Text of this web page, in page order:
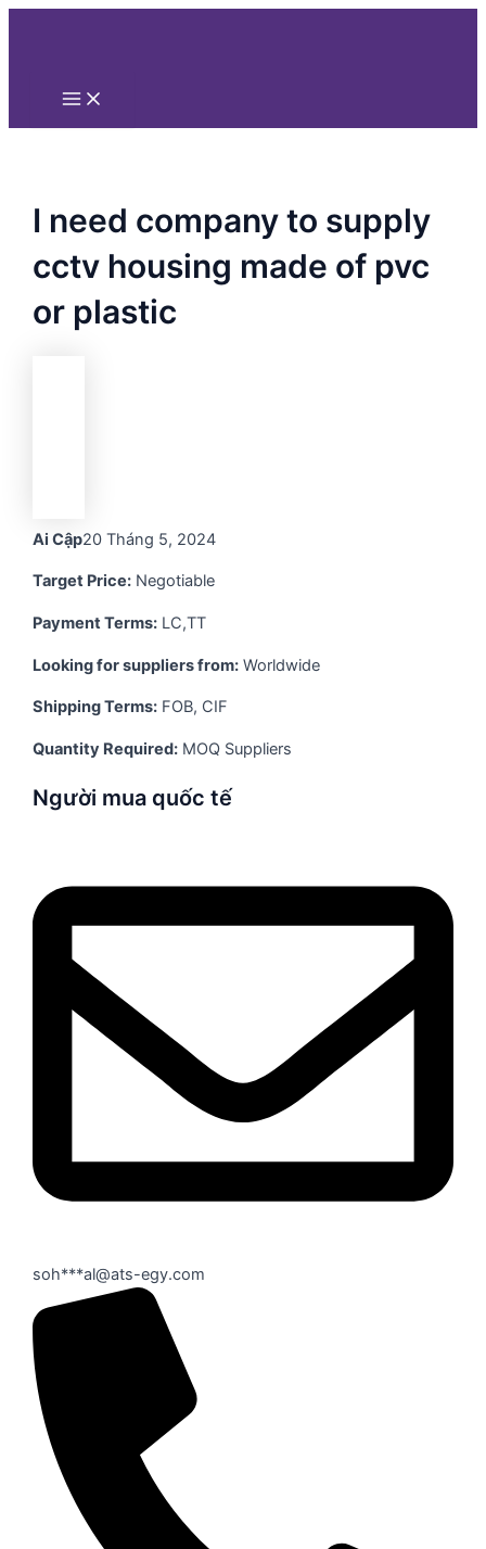
Nhảy
Main
I need company to supply
cctv housing made of pvc
or plastic
Ai Cập20 Tháng 5, 2024
Target Price: Negotiable
Payment Terms: LC,TT
Looking for suppliers from: Worldwide
Shipping Terms: FOB, CIF
Quantity Required: MOQ Suppliers
Người mua quốc tế
soh***al@ats-egy.com